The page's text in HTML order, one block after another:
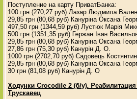
Поступление на карту ПриватБанка:
100 грн (270,27 руб) Лазар Людмила
29,85 грн (80,68 руб) Кануріна Оксана
497,50 грн (1344,59 руб) Лустюк Марія
500 грн (1351,35 руб) Гержан Іван
29,85 грн (80,68 руб) Кануріна Оксана
27,86 грн (75,30 руб) Канурін Д. О.
1000 грн (2702,70 руб) Садовець
29,85 грн (80,68 руб) Кануріна Оксана
30 грн (81,08 руб) Канурін Д. О
Ходунки Crocodile 2 (б/у).
Трускавец